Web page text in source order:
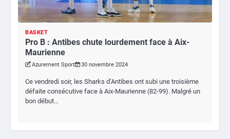
BASKET
Pro B : Antibes chute lourdement face à Aix-
Maurienne
Azurement Sport 30 novembre 2024
Ce vendredi soir, les Sharks d’Antibes ont subi une troisième
défaite consécutive face à Aix-Maurienne (82-99). Malgré un
bon début…